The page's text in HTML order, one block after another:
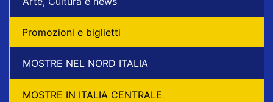
Promozioni e biglietti
MOSTRE NEL NORD ITALIA
MOSTRE IN ITALIA CENTRALE